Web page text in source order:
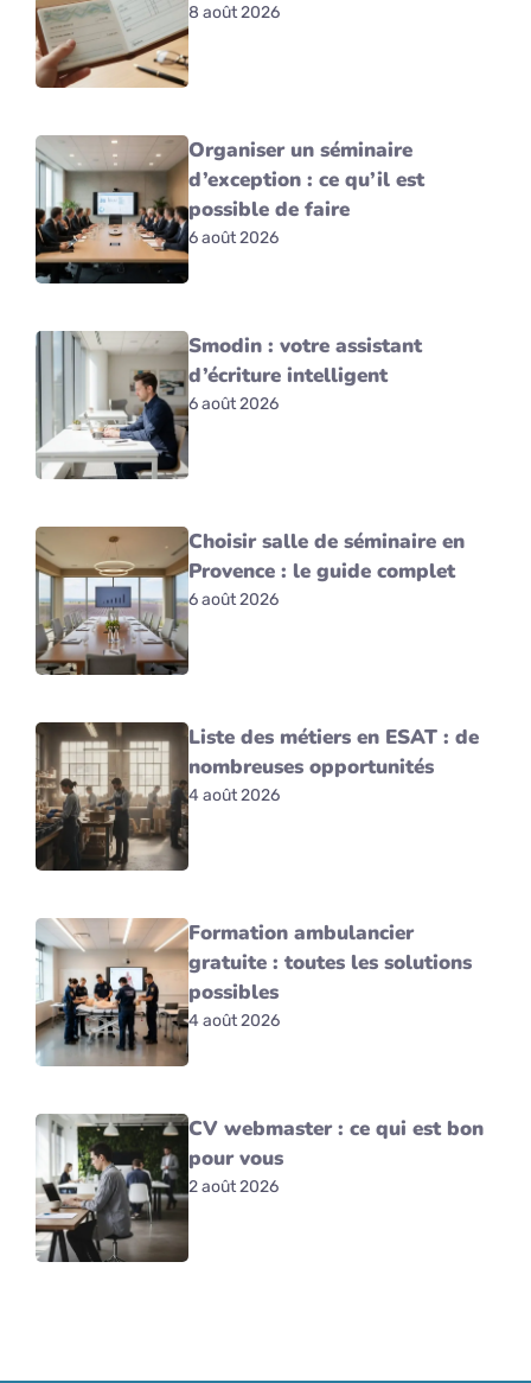
8 août 2026
Organiser un séminaire
d’exception : ce qu’il est
possible de faire
6 août 2026
Smodin : votre assistant
d’écriture intelligent
6 août 2026
Choisir salle de séminaire en
Provence : le guide complet
6 août 2026
Liste des métiers en ESAT : de
nombreuses opportunités
4 août 2026
Formation ambulancier
gratuite : toutes les solutions
possibles
4 août 2026
CV webmaster : ce qui est bon
pour vous
2 août 2026